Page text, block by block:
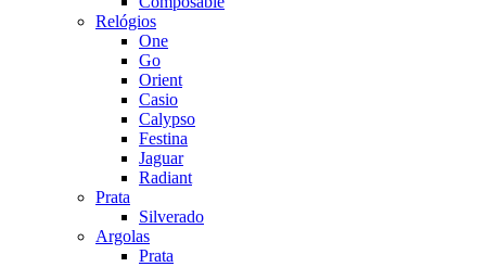
Relógios
One
Go
Orient
Casio
Calypso
Festina
Jaguar
Radiant
Prata
Silverado
Argolas
Prata